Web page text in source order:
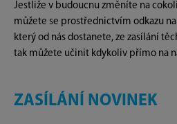
Jestliže v budoucnu změníte na
můžete se prostřednictvím odkazu
který od nás dostanete, ze zasílání
tak můžete učinit kdykoliv přímo na
ZASÍLÁNÍ NOVINEK